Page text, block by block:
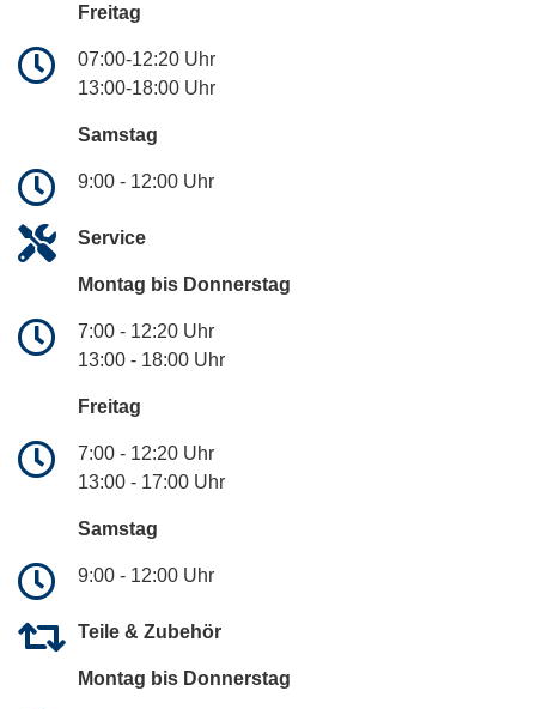
Freitag
07:00-12:20 Uhr
13:00-18:00 Uhr
Samstag
9:00 - 12:00 Uhr
Service
Montag bis Donnerstag
7:00 - 12:20 Uhr
13:00 - 18:00 Uhr
Freitag
7:00 - 12:20 Uhr
13:00 - 17:00 Uhr
Samstag
9:00 - 12:00 Uhr
Teile & Zubehör
Montag bis Donnerstag